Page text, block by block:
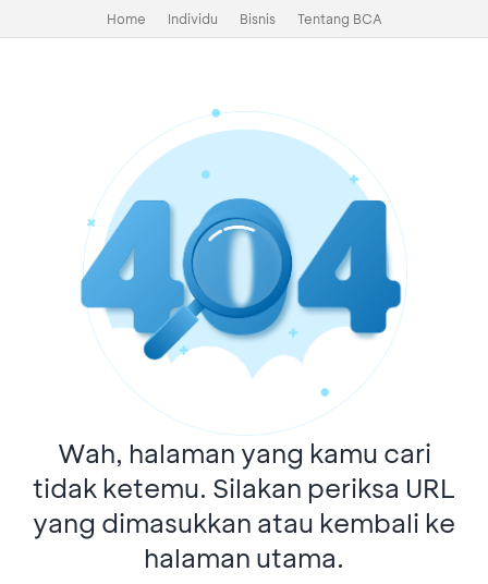
Home Individu Bisnis Tentang BCA
Wah, halaman yang kamu cari
tidak ketemu. Silakan periksa URL
yang dimasukkan atau kembali ke
halaman utama.